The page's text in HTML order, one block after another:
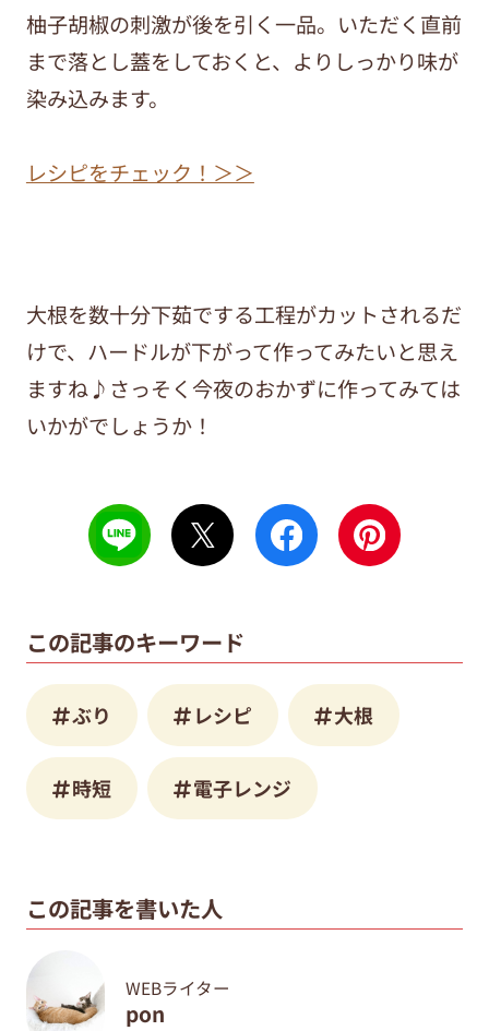
柚子胡椒の刺激が後を引く一品。いただく直前
まで落とし蓋をしておくと、よりしっかり味が
染み込みます。
レシピをチェック！＞＞
大根を数十分下茹でする工程がカットされるだ
けで、ハードルが下がって作ってみたいと思え
ますね♪さっそく今夜のおかずに作ってみては
いかがでしょうか！
この記事のキーワード
ぶり レシピ 大根
時短 電子レンジ
この記事を書いた人
WEBライター
pon